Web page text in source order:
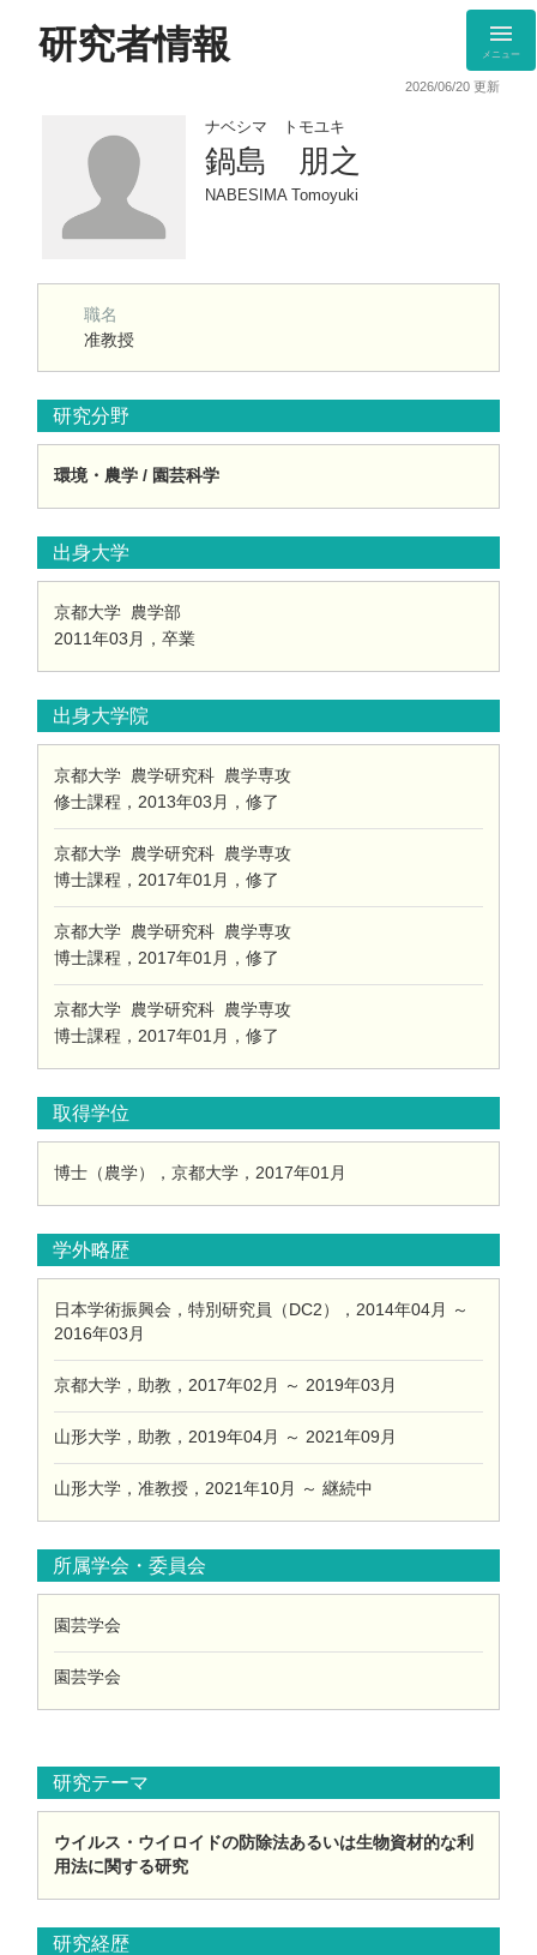
研究者情報 メニュー
2026/06/20 更新
ナベシマ トモユキ
鍋島 朋之
NABESIMA Tomoyuki
職名
准教授
研究分野
環境・農学 / 園芸科学
出身大学
京都大学 農学部
2011年03月，卒業
出身大学院
京都大学 農学研究科 農学専攻
修士課程，2013年03月，修了
京都大学 農学研究科 農学専攻
博士課程，2017年01月，修了
京都大学 農学研究科 農学専攻
博士課程，2017年01月，修了
京都大学 農学研究科 農学専攻
博士課程，2017年01月，修了
取得学位
博士（農学），京都大学，2017年01月
学外略歴
日本学術振興会，特別研究員（DC2），2014年04月 ～
2016年03月
京都大学，助教，2017年02月 ～ 2019年03月
山形大学，助教，2019年04月 ～ 2021年09月
山形大学，准教授，2021年10月 ～ 継続中
所属学会・委員会
園芸学会
園芸学会
研究テーマ
ウイルス・ウイロイドの防除法あるいは生物資材的な利
用法に関する研究
研究経歴